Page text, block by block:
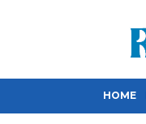
HOME